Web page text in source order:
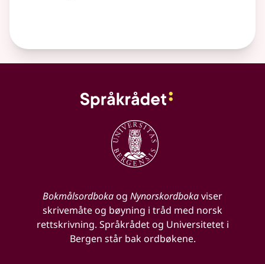
Bokmålsordbokaog Nynorskordbokaviser
skrivemåte og bøyning i tråd med norsk
rettskrivning. Språkrådet og Universitetet i
Bergen står bak ordbøkene.